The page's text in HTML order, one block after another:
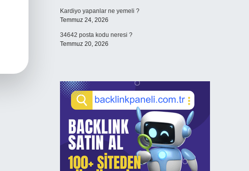
Kardiyo yapanlar ne yemeli ?
Temmuz 24, 2026
34642 posta kodu neresi ?
Temmuz 20, 2026